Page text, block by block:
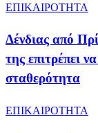
ΕΠΙΚΑΙΡΟΤΗΤΑ
Δένδιας από
της επιτρέπει
σταθερότητα
ΕΠΙΚΑΙΡΟΤΗΤΑ